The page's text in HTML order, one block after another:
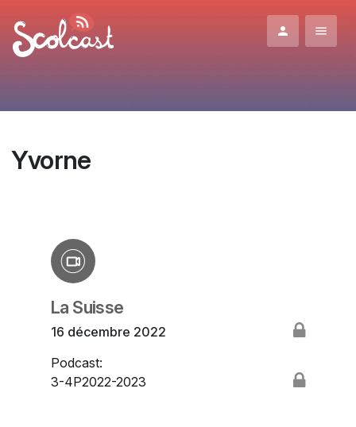
Yvorne
La Suisse
16 décembre 2022
Podcast:
3-4P2022-2023